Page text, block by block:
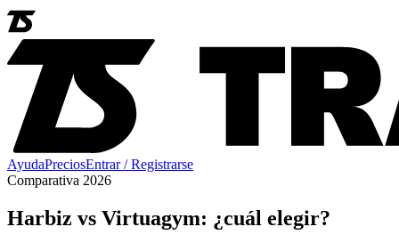
AyudaPreciosEntrar / Registrarse
Comparativa 2026
Harbiz vs Virtuagym: ¿cuál elegir?